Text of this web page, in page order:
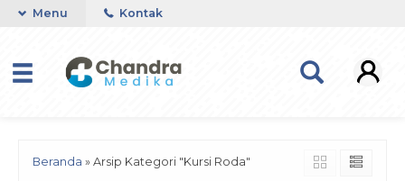
Menu Kontak
Beranda » Arsip Kategori "Kursi Roda"